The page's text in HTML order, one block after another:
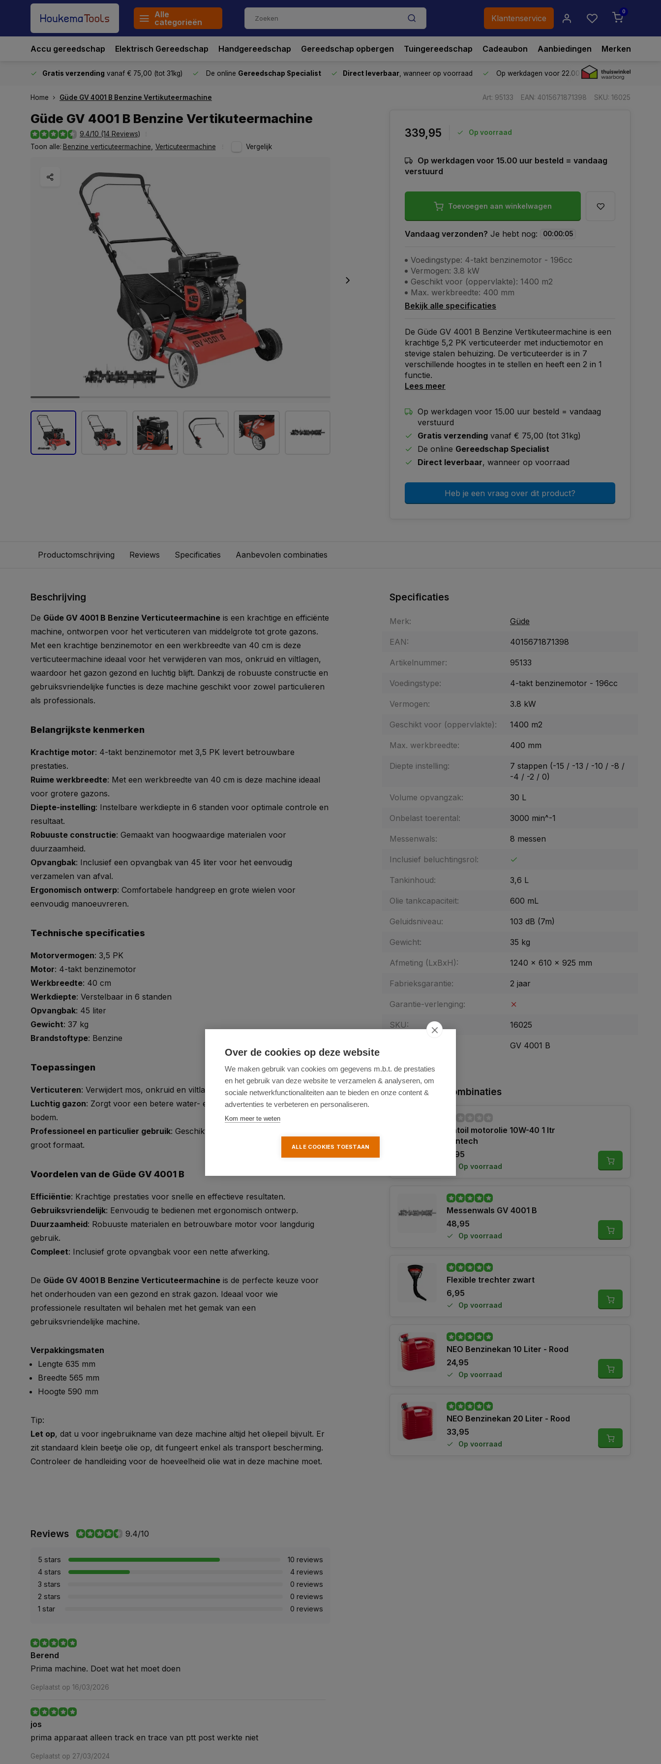
Alle
categorieën
Klantenservice
0
Accu gereedschap Elektrisch Gereedschap Handgereedschap Gereedschap opbergen Tuingereedschap Cadeaubon Aanbiedingen Merken
Gratis verzending vanaf € 75,00 (tot 31kg) De online Gereedschap Specialist Direct leverbaar , wanneer op voorraad Op werkdagen voor 22.00 uur besteld,vandaag
Home Güde GV 4001 B Benzine Vertikuteermachine Art: 95133 EAN: 4015671871398 SKU: 16025
Güde GV 4001 B Benzine Vertikuteermachine
9.4/10 (14 Reviews)
Toon alle: Benzine verticuteermachine Verticuteermachine Vergelijk
339,95 Op voorraad
Op werkdagen voor 15.00 uur besteld = vandaag
verstuurd
Toevoegen aan winkelwagen
Vandaag verzonden? Je hebt nog: 00:00:04
Voedingstype: 4-takt benzinemotor - 196cc
Vermogen: 3.8 kW
Geschikt voor (oppervlakte): 1400 m2
Max. werkbreedte: 400 mm
Bekijk alle specificaties
De Güde GV 4001 B Benzine Vertikuteermachine is een
krachtige 5,2 PK verticuteerder met inductiemotor en
stevige stalen behuizing. De verticuteerder is in 7
verschillende hoogtes in te stellen en heeft een 2 in 1
functie.
Lees meer
Op werkdagen voor 15.00 uur besteld = vandaag
verstuurd
Gratis verzending vanaf € 75,00 (tot 31kg)
De online Gereedschap Specialist
Direct leverbaar, wanneer op voorraad
Heb je een vraag over dit product?
Productomschrijving Reviews Specificaties Aanbevolen combinaties
Beschrijving
De Güde GV 4001 B Benzine Verticuteermachine is een krachtige en efficiënte
machine, ontworpen voor het verticuteren van middelgrote tot grote gazons.
Met een krachtige benzinemotor en een werkbreedte van 40 cm is deze
verticuteermachine ideaal voor het verwijderen van mos, onkruid en viltlagen,
waardoor het gazon gezond en luchtig blijft. Dankzij de robuuste constructie en
gebruiksvriendelijke functies is deze machine geschikt voor zowel particulieren
als professionals.
Belangrijkste kenmerken
Krachtige motor: 4-takt benzinemotor met 3,5 PK levert betrouwbare
prestaties.
Ruime werkbreedte: Met een werkbreedte van 40 cm is deze machine ideaal
voor grotere gazons.
Diepte-instelling: Instelbare werkdiepte in 6 standen voor optimale controle en
resultaat.
Robuuste constructie: Gemaakt van hoogwaardige materialen voor
duurzaamheid.
Opvangbak: Inclusief een opvangbak van 45 liter voor het eenvoudig
verzamelen van afval.
Ergonomisch ontwerp: Comfortabele handgreep en grote wielen voor
eenvoudig manoeuvreren.
Technische specificaties
Motorvermogen: 3,5 PK
Motor: 4-takt benzinemotor
Werkbreedte: 40 cm
Werkdiepte: Verstelbaar in 6 standen
Opvangbak: 45 liter
Gewicht: 37 kg
Brandstoftype: Benzine
Toepassingen
Verticuteren: Verwijdert mos, onkruid en viltlagen uit het gazon.
Luchtig gazon: Zorgt voor een betere water- en voedingsopname van de
bodem.
Professioneel en particulier gebruik: Geschikt voor tuinen van middelgroot tot
groot formaat.
Voordelen van de Güde GV 4001 B
Efficiëntie: Krachtige prestaties voor snelle en effectieve resultaten.
Gebruiksvriendelijk: Eenvoudig te bedienen met ergonomisch ontwerp.
Duurzaamheid: Robuuste materialen en betrouwbare motor voor langdurig
gebruik.
Compleet: Inclusief grote opvangbak voor een nette afwerking.
De Güde GV 4001 B Benzine Verticuteermachine is de perfecte keuze voor
het onderhouden van een gezond en strak gazon. Ideaal voor wie
professionele resultaten wil behalen met het gemak van een
gebruiksvriendelijke machine.
Verpakkingsmaten
Lengte 635 mm
Breedte 565 mm
Hoogte 590 mm
Tip:
Let op, dat u voor ingebruikname van deze machine altijd het oliepeil bijvult. Er
zit standaard klein beetje olie op, dit fungeert enkel als transport bescherming.
Controleer de handleiding voor de hoeveelheid olie wat in deze machine moet.
Reviews 9.4/10
5 stars
10 reviews
4 stars
4 reviews
3 stars
0 reviews
2 stars
0 reviews
1 star
0 reviews
Berend
Prima machine. Doet wat het moet doen
Geplaatst op 16/03/2026
jos
prima apparaat alleen track en trace van ptt post werkte niet
Geplaatst op 27/03/2024
Specificaties
Merk: Güde
EAN: 4015671871398
Artikelnummer: 95133
Voedingstype: 4-takt benzinemotor - 196cc
Vermogen: 3.8 kW
Geschikt voor (oppervlakte): 1400 m2
Max. werkbreedte: 400 mm
Diepte instelling:
7 stappen (-15 / -13 / -10 / -8 /
-4 / -2 / 0)
Volume opvangzak: 30 L
Onbelast toerental: 3000 min^-1
Messenwals: 8 messen
Inclusief beluchtingsrol:
Tankinhoud: 3,6 L
Olie tankcapaciteit: 600 mL
Geluidsniveau: 103 dB (7m)
Gewicht: 35 kg
Afmeting (LxBxH): 1240 x 610 x 925 mm
Fabrieksgarantie: 2 jaar
Garantie-verlenging:
SKU: 16025
GV 4001 B
Aanbevolen combinaties
Vatoil motorolie 10W-40 1 ltr
syntech
9,95
Op voorraad
Messenwals GV 4001 B
48,95
Op voorraad
Flexible trechter zwart
6,95
Op voorraad
NEO Benzinekan 10 Liter - Rood
24,95
Op voorraad
NEO Benzinekan 20 Liter - Rood
33,95
Op voorraad
Over de cookies op deze website
We maken gebruik van cookies om gegevens m.b.t. de prestaties
en het gebruik van deze website te verzamelen & analyseren, om
sociale netwerkfunctionaliteiten aan te bieden en onze content &
advertenties te verbeteren en personaliseren.
Kom meer te weten
ALLE COOKIES TOESTAAN